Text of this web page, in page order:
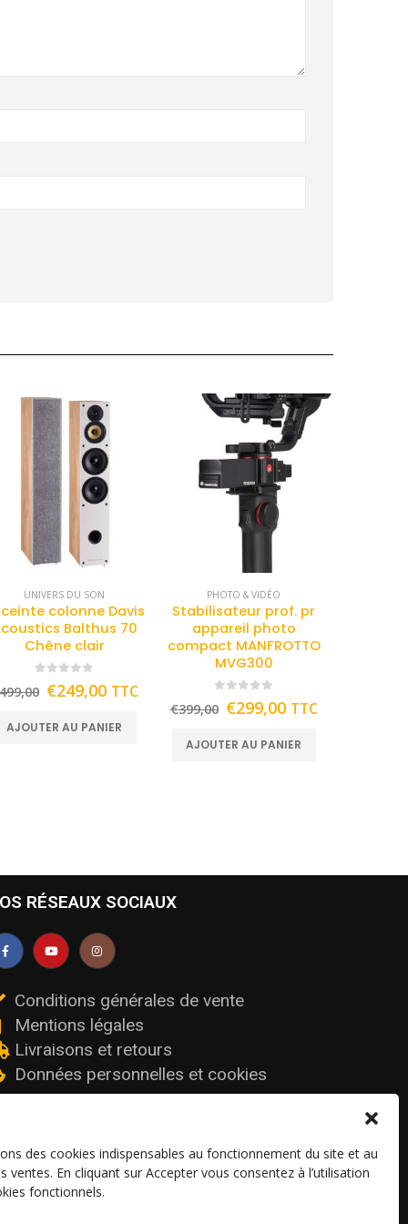
des cookies indispensables au fonctionnement du site et au
ventes. En cliquant sur Accepter vous consentez à l’utilisation
fonctionnels.
UNIVERS DU SON
colonne Davis
Balthus 70
Chêne clair
€249,00 TTC
AJOUTER AU PANIER
PHOTO & VIDÉO
Stabilisateur prof. pr
appareil photo
compact MANFROTTO
MVG300
€399,00 €299,00 TTC
AJOUTER AU PANIER
RÉSEAUX SOCIAUX
Conditions générales de vente
Mentions légales
Livraisons et retours
Données personnelles et cookies